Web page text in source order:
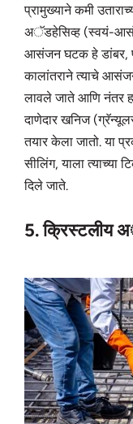
प्रामुख्याने कमी
अॅडहेसिव्ह (स्वयं-
आसंजन घटक हे डांबर,
कालांतराने त्याचे
लावले जाते आणि नंतर
दाणेदार खनिज
तयार केला जातो. या
सीलिंग, याला त्याच्या
दिले जाते.
5. क्रिस्टलीय